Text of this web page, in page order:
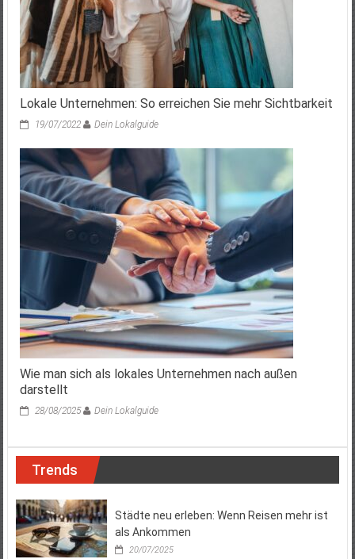
Lokale Unternehmen: So erreichen Sie mehr Sichtbarkeit
19/07/2022 Dein Lokalguide
Wie man sich als lokales Unternehmen nach außen
darstellt
28/08/2025 Dein Lokalguide
Trends
Städte neu erleben: Wenn Reisen mehr ist
als Ankommen
20/07/2025